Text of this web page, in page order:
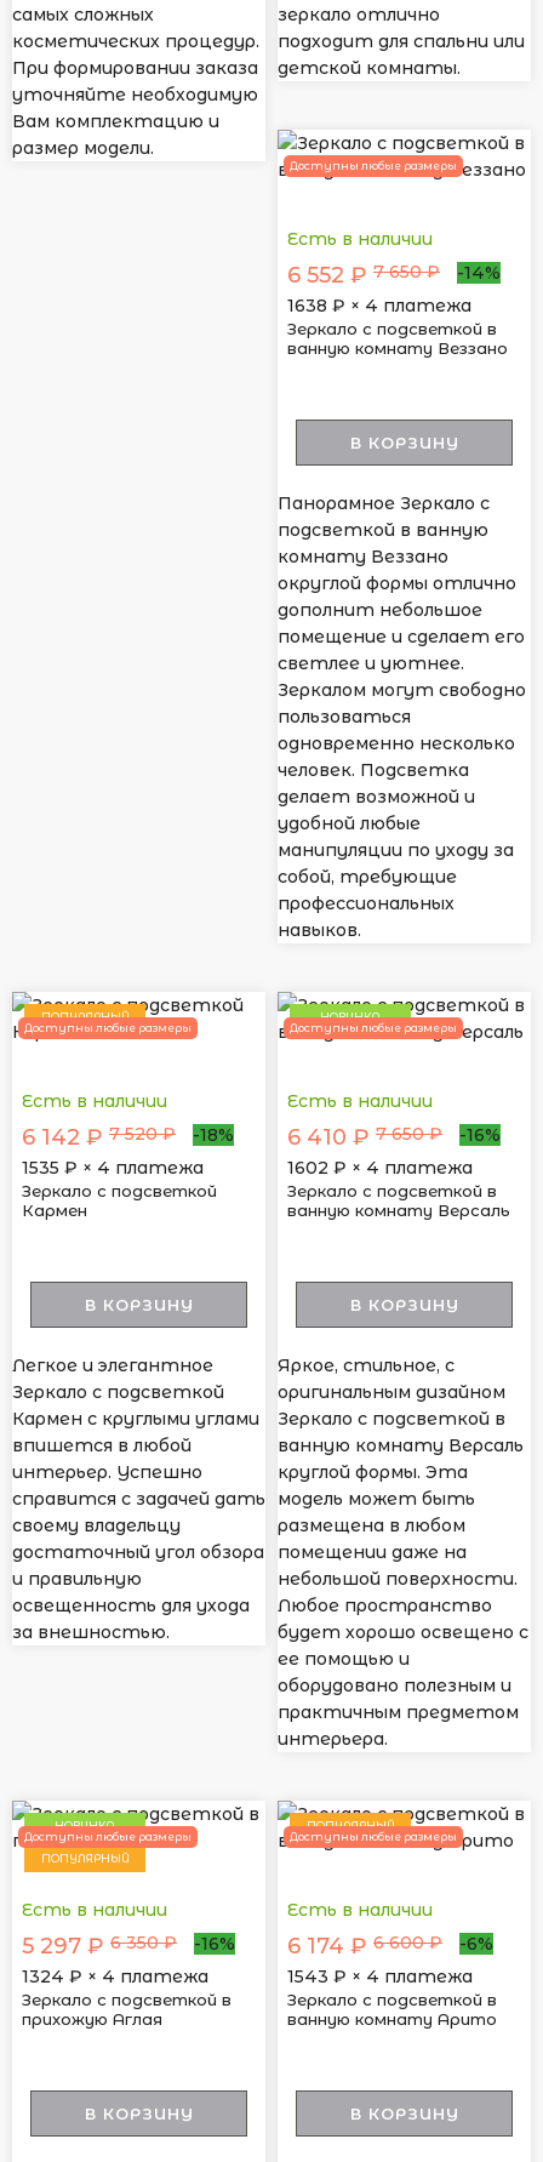
самых сложных
косметических процедур.
При формировании заказа
уточняйте необходимую
Вам комплектацию и
размер модели.
зеркало отлично
подходит для спальни или
детской комнаты.
Доступны любые размеры
Есть в наличии
6 552 ₽ 7 650 ₽
-14%
1638 ₽ × 4 платежа
Зеркало с подсветкой в
ванную комнату Веззано
В КОРЗИНУ
Панорамное Зеркало с
подсветкой в ванную
комнату Веззано
округлой формы отлично
дополнит небольшое
помещение и сделает его
светлее и уютнее.
Зеркалом могут свободно
пользоваться
одновременно несколько
человек. Подсветка
делает возможной и
удобной любые
манипуляции по уходу за
собой, требующие
профессиональных
навыков.
ПОПУЛЯРНЫЙ
Доступны любые размеры
Есть в наличии
6 142 ₽ 7 520 ₽
-18%
1535 ₽ × 4 платежа
Зеркало с подсветкой
Кармен
В КОРЗИНУ
Легкое и элегантное
Зеркало с подсветкой
Кармен с круглыми углами
впишется в любой
интерьер. Успешно
справится с задачей дать
своему владельцу
достаточный угол обзора
и правильную
освещенность для ухода
за внешностью.
НОВИНКА
Доступны любые размеры
Есть в наличии
6 410 ₽ 7 650 ₽
-16%
1602 ₽ × 4 платежа
Зеркало с подсветкой в
ванную комнату Версаль
В КОРЗИНУ
Яркое, стильное, с
оригинальным дизайном
Зеркало с подсветкой в
ванную комнату Версаль
круглой формы. Эта
модель может быть
размещена в любом
помещении даже на
небольшой поверхности.
Любое пространство
будет хорошо освещено с
ее помощью и
оборудовано полезным и
практичным предметом
интерьера.
НОВИНКА
ПОПУЛЯРНЫЙ
Доступны любые размеры
Есть в наличии
5 297 ₽ 6 350 ₽
-16%
1324 ₽ × 4 платежа
Зеркало с подсветкой в
прихожую Аглая
В КОРЗИНУ
ПОПУЛЯРНЫЙ
Доступны любые размеры
Есть в наличии
6 174 ₽ 6 600 ₽
-6%
1543 ₽ × 4 платежа
Зеркало с подсветкой в
ванную комнату Арито
В КОРЗИНУ